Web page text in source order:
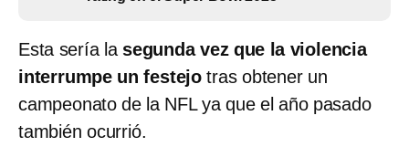
Esta sería la segunda vez que la violencia
interrumpe un festejo tras obtener un
campeonato de la NFL ya que el año pasado
también ocurrió.